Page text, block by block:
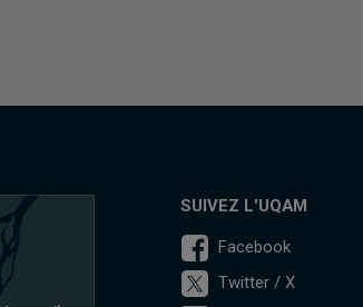
SUIVEZ L'UQAM
Facebook
Twitter / X